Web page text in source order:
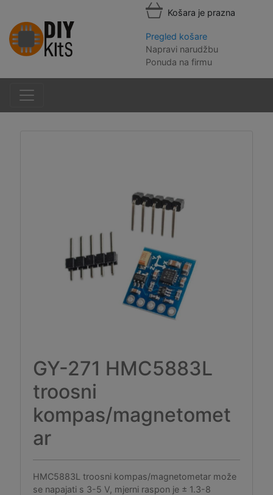
Košara je prazna
Pregled košare
Napravi narudžbu
Ponuda na firmu
GY-271 HMC5883L
troosni
kompas/magnetomet
ar
HMC5883L troosni kompas/magnetometar može
se napajati s 3-5 V, mjerni raspon je ± 1.3-8